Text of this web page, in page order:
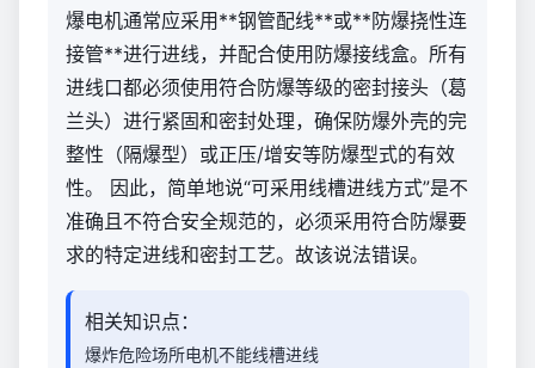
爆电机通常应采用**钢管配线**或**防爆挠性连
接管**进行进线，并配合使用防爆接线盒。所有
进线口都必须使用符合防爆等级的密封接头（葛
兰头）进行紧固和密封处理，确保防爆外壳的完
整性（隔爆型）或正压/增安等防爆型式的有效
性。 因此，简单地说“可采用线槽进线方式”是不
准确且不符合安全规范的，必须采用符合防爆要
求的特定进线和密封工艺。故该说法错误。
相关知识点：
爆炸危险场所电机不能线槽进线